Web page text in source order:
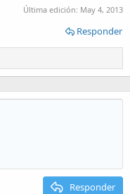
Última edición: May 4, 2013
Responder
Responder